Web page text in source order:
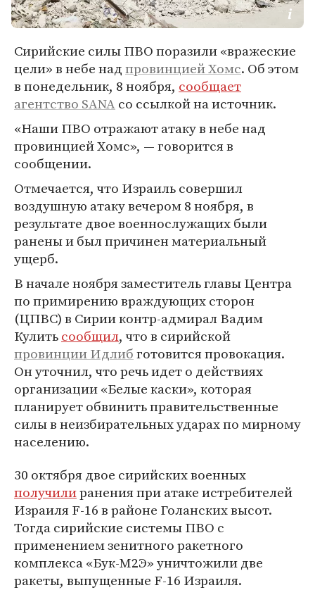
Сирийские силы ПВО поразили «вражеские
цели» в небе надпровинцией Хомс. Об этом
в понедельник, 8 ноября, сообщает
агентство SANAсо ссылкой на источник.
«Наши ПВО отражают атаку в небе над
провинцией Хомс», — говорится в
сообщении.
Отмечается, что Израиль совершил
воздушную атаку вечером 8 ноября, в
результате двое военнослужащих были
ранены и был причинен материальный
ущерб.
В начале ноября заместитель главы Центра
по примирению враждующих сторон
(ЦПВС) в Сирии контр-адмирал Вадим
Кулитьсообщил, что в сирийской
провинции Идлибготовится провокация.
Он уточнил, что речь идет о действиях
организации «Белые каски», которая
планирует обвинить правительственные
силы в неизбирательных ударах по мирному
населению.
30 октября двое сирийских военных
получилиранения при атаке истребителей
Израиля F-16 в районе Голанских высот.
Тогда сирийские системы ПВО с
применением зенитного ракетного
комплекса «Бук-М2Э» уничтожили две
ракеты, выпущенные F-16 Израиля.